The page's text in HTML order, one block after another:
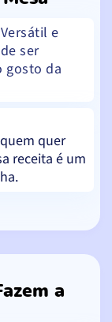
e
ser
gosto da
quer
receita é um
a